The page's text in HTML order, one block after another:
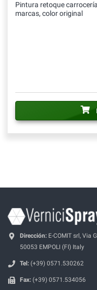
Pintura retoque
marcas, color original
Dirección: E-COMIT srl, Via
50053 EMPOLI (FI) Italy
Tel: (+39) 0571.530262
Fax: (+39) 0571.534056